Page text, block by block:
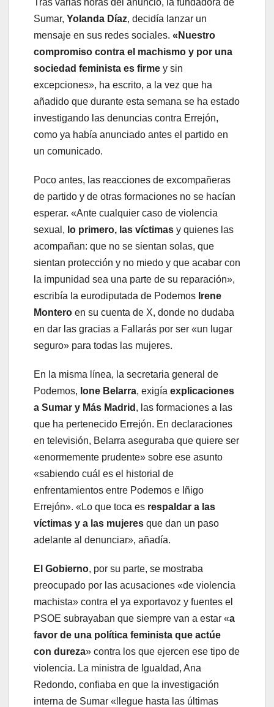
Sumar, Yolanda Díaz, decidía lanzar un
mensaje en sus redes sociales. «Nuestro
compromiso contra el machismo y por una
sociedad feminista es firme y sin
excepciones», ha escrito, a la vez que ha
añadido que durante esta semana se ha estado
investigando las denuncias contra Errejón,
como ya había anunciado antes el partido en
un comunicado.
Poco antes, las reacciones de excompañeras
de partido y de otras formaciones no se hacían
esperar. «Ante cualquier caso de violencia
sexual, lo primero, las víctimas y quienes las
acompañan: que no se sientan solas, que
sientan protección y no miedo y que acabar con
la impunidad sea una parte de su reparación»,
escribía la eurodiputada de Podemos Irene
Montero en su cuenta de X, donde no dudaba
en dar las gracias a Fallarás por ser «un lugar
seguro» para todas las mujeres.
En la misma línea, la secretaria general de
Podemos, Ione Belarra, exigía explicaciones
a Sumar y Más Madrid , las formaciones a las
que ha pertenecido Errejón. En declaraciones
en televisión, Belarra aseguraba que quiere ser
«enormemente prudente» sobre ese asunto
«sabiendo cuál es el historial de
enfrentamientos entre Podemos e Iñigo
Errejón». «Lo que toca es respaldar a las
víctimas y a las mujeres que dan un paso
adelante al denunciar», añadía.
El Gobierno, por su parte, se mostraba
preocupado por las acusaciones «de violencia
machista» contra el ya exportavoz y fuentes el
PSOE subrayaban que siempre van a estar «a
favor de una política feminista que actúe
con dureza» contra los que ejercen ese tipo de
violencia. La ministra de Igualdad, Ana
Redondo, confiaba en que la investigación
interna de Sumar «llegue hasta las últimas